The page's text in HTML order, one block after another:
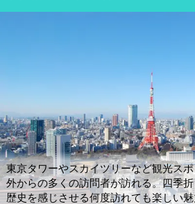
東京タワーやスカイツリーなど観光ス
外からの多くの訪問者が訪れる。四季
歴史を感じさせる何度訪れても楽しい魅